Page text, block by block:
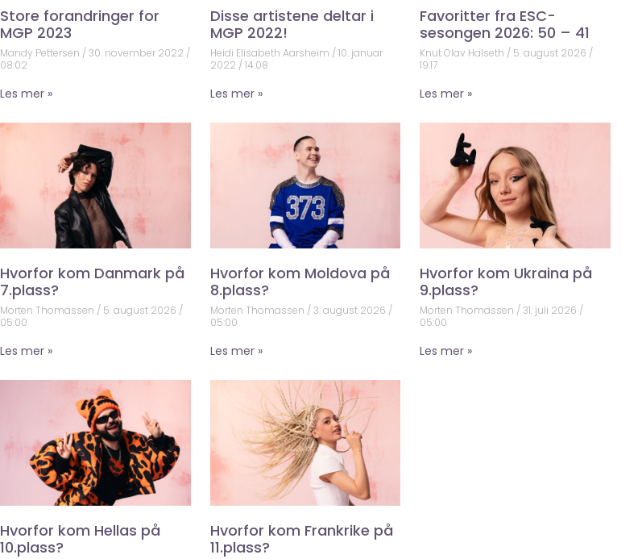
Store forandringer for
MGP 2023
Mandy Pettersen
30. november 2022
08:02
Les mer »
Disse artistene deltar i
MGP 2022!
Heidi Elisabeth Aarsheim 10. januar
2022 14:08
Les mer »
Favoritter fra ESC-
sesongen 2026: 50 – 41
Knut Olav Halseth
5. august 2026
19:17
Les mer »
Hvorfor kom Danmark på
7.plass?
Morten Thomassen
5. august 2026
05:00
Les mer »
Hvorfor kom Moldova på
8.plass?
Morten Thomassen 3. august 2026
05:00
Les mer »
Hvorfor kom Ukraina på
9.plass?
Morten Thomassen
31. juli 2026
05:00
Les mer »
Hvorfor kom Hellas på
10.plass?
Hvorfor kom Frankrike på
11.plass?